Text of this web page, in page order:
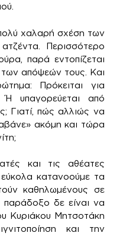
χαλαρή σχέση των
Περισσότερο
παρά εντοπίζεται
απόψεών τους. Και
Πρόκειται για
Ή υπαγορεύεται από
Γιατί, πώς αλλιώς να
ακόμη και τώρα
και τις αθέατες
κατανοούμε τα
καθηλωμένους σε
δε είναι να
Κυριάκου Μητσοτάκη
και την